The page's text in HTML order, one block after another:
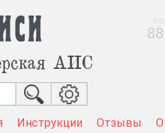
АИС
Инструкции Отзывы О